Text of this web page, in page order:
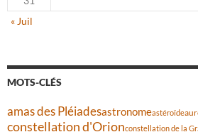
« Juil
MOTS-CLÉS
amas des Pléiadesastronomeastéroïde
constellation d'Orionconstellation de la